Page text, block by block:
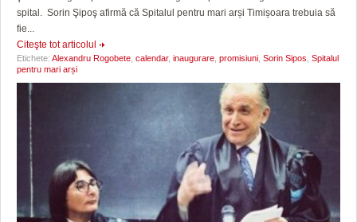
spital. Sorin Şipoş afirmă că Spitalul pentru mari arși Timișoara trebuia să
fie...
Citeşte tot articolul
Etichete: Alexandru Rogobete calendar, inaugurare promisiuni Sorin Sipos Spitalul
pentru mari arși